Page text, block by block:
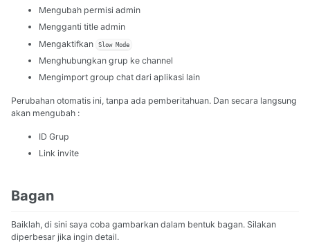
Mengubah permisi admin
Mengganti title admin
Mengaktifkan
Slow Mode
Menghubungkan grup ke channel
Mengimport group chat dari aplikasi lain
Perubahan otomatis ini, tanpa ada pemberitahuan. Dan secara langsung
akan mengubah :
ID Grup
Link invite
Bagan
Baiklah, di sini saya coba gambarkan dalam bentuk bagan. Silakan
diperbesar jika ingin detail.